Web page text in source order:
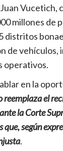
Vucetich,
millones de
distritos
de
operativos.
en la
reemplaza el
la Corte
que, según
.